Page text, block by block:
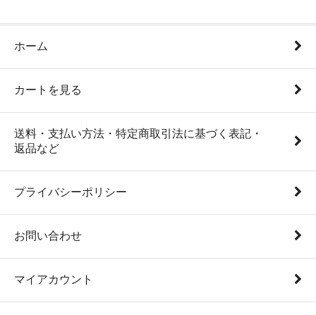
ホーム
カートを見る
送料・支払い方法・特定商取引法に基づく表記・
返品など
プライバシーポリシー
お問い合わせ
マイアカウント